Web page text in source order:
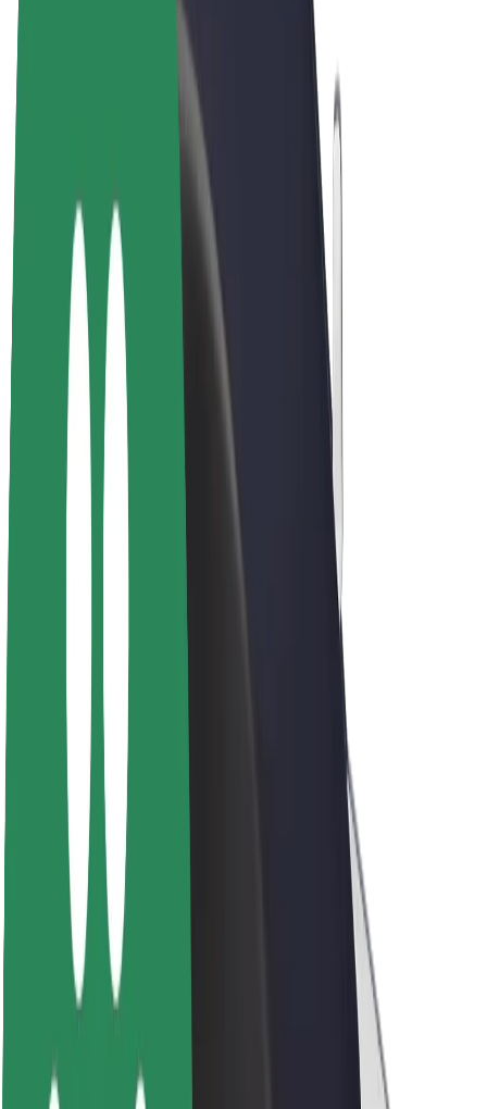
Bolt Plus
Colabora con Bolt
Conductores
Ingresos de conductor/a
Repartidores
Ingresos de repartidor
Comercios de Bolt Food
Project Zero
Blog
Sala de prensa
Directrices de la marca
Misión
Relación con inversores
Liderazgo
Marca
Medios